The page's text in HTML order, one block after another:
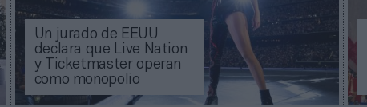
Un jurado de EEUU
declara que Live Nation
y Ticketmaster operan
como monopolio